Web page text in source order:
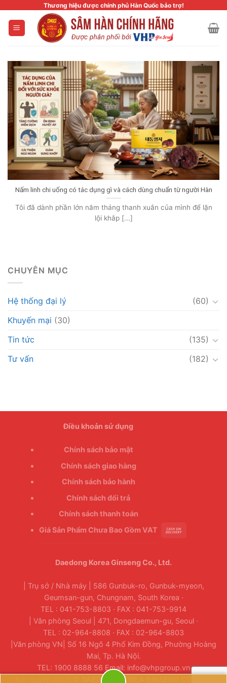
content
Thương hiệu được chính phủ Hàn Quốc bảo trợ!
Nấm linh chi uống có tác dụng gì và cách dùng chuẩn từ người Hàn
Tôi đã dành phần lớn năm tháng thanh xuân của mình để lặn
lội khắp [...]
CHUYÊN MỤC
Hệ thống đại lý
(60)
Khuyến mại (30)
Tin tức
(135)
Tư vấn
(182)
Điều khoản sử dụng
Chính sách bảo mật
Chính sách giao hàng
Chính sách bảo hành
Chính sách đổi trả
Chính sách thanh toán
Giá Sản Phẩm Chưa Bao Gồm VAT
Daedong Korea Ginseng Co., Ltd.
| Trụ sở / Nhà máy | 586 Gunbuk-ro, Gunbuk-myeon,
Geumsan-gun, Chungnam, South Korea ·
TEL : 041-753-8803 · FAX : 041-753-9914
| Văn phòng Seoul | 471, Dongdaemun-gu, Seoul ·
TEL : 02-964-8808 · FAX : 02-964-8803
|Văn phòng VN| Số 16 Ngõ 4 Phố Kim Đồng, Phường Hoàng
Mai, Tp. Hà Nội.
TEL: 1900 8888 56 Email: info@vhpgroup.vn
DAEDONG KOREA GINSENG CO., LTD.